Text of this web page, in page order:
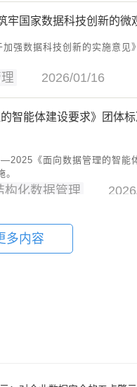
牢国家数据科技创新的微
强数据科技创新的实施意见
2026/01/16
智能体建设要求》团体
《面向数据管理的智能
构化数据管理
盘强化外发安全管控
信、邮件随意传输可能导致
2025/08/26
多内容